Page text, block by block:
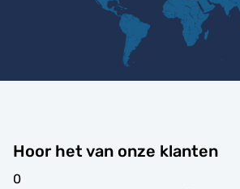
Hoor het van onze klanten
0